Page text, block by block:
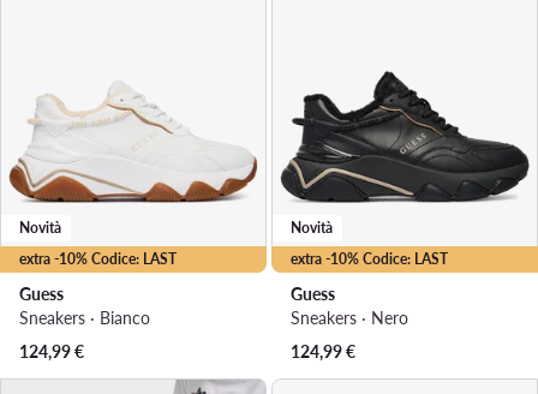
extra -10% Codice: LAST
Novità
Guess
Sneakers · Bianco
124,99€
extra -10% Codice: LAST
Novità
Guess
Sneakers · Nero
124,99€